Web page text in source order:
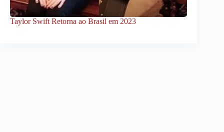
Taylor Swift Retorna ao Brasil em 2023